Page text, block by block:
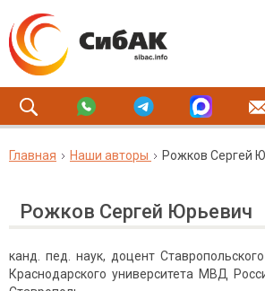
Главная Наши авторы Рожков Сергей
Рожков Сергей Юрьевич
канд. пед. наук, доцент
Краснодарского университета МВД